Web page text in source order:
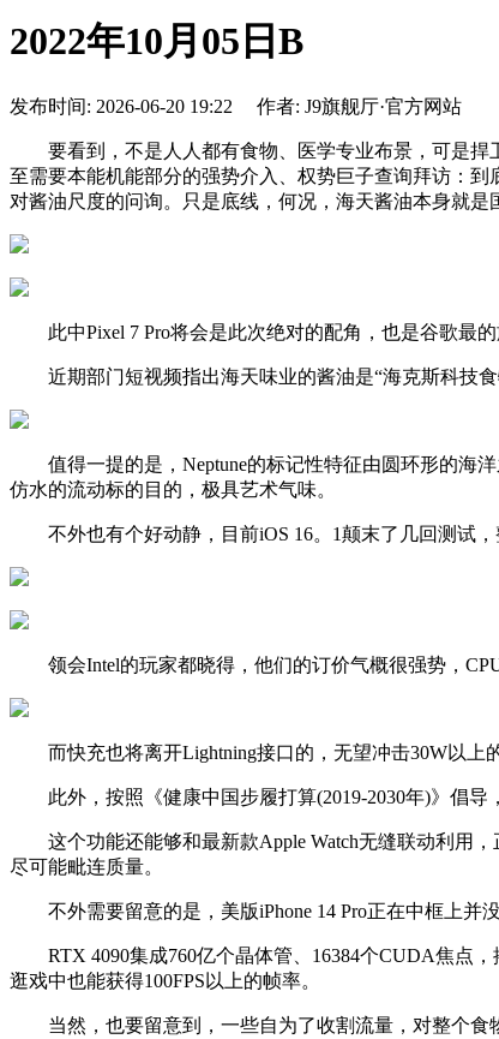
2022年10月05日B
发布时间: 2026-06-20 19:22 作者: J9旗舰厅·官方网站
要看到，不是人人都有食物、医学专业布景，可是捍
至需要本能机能部分的强势介入、权势巨子查询拜访：到
对酱油尺度的问询。只是底线，何况，海天酱油本身就是
此中Pixel 7 Pro将会是此次绝对的配角，也是谷歌最的
近期部门短视频指出海天味业的酱油是“海克斯科技食
值得一提的是，Neptune的标记性特征由圆环形的海洋
仿水的流动标的目的，极具艺术气味。
不外也有个好动静，目前iOS 16。1颠末了几回测试，
领会Intel的玩家都晓得，他们的订价气概很强势，
而快充也将离开Lightning接口的，无望冲击30W以上
此外，按照《健康中国步履打算(2019-2030年)》倡导
这个功能还能够和最新款Apple Watch无缝联动利用，
尽可能毗连质量。
不外需要留意的是，美版iPhone 14 Pro正在中框上并
RTX 4090集成760亿个晶体管、16384个CUDA焦点，
逛戏中也能获得100FPS以上的帧率。
当然，也要留意到，一些自为了收割流量，对整个食物